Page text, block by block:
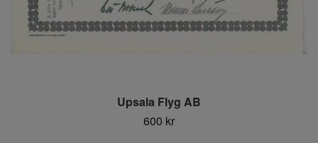
Upsala Flyg AB
600 kr